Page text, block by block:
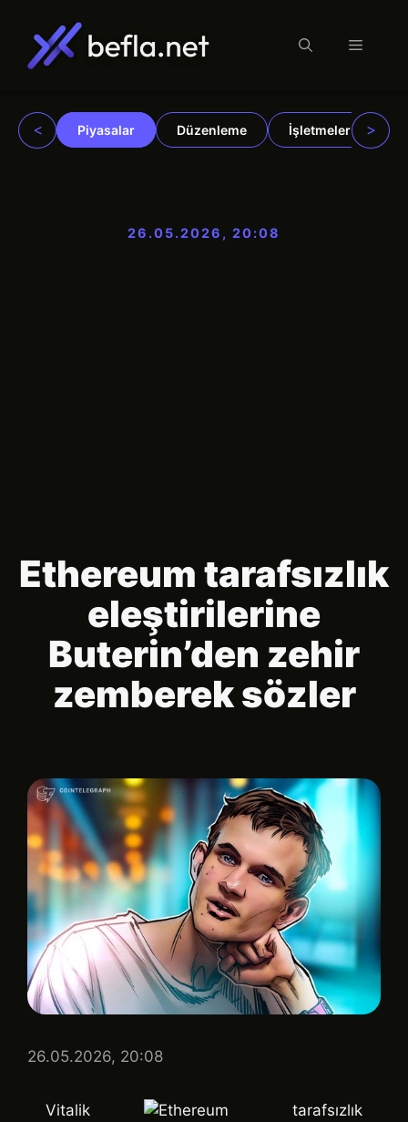
Menü
< Piyasalar Düzenleme İşletmeler >
26.05.2026, 20:08
Ethereum tarafsızlık
eleştirilerine
Buterin’den zehir
zemberek sözler
26.05.2026, 20:08
Vitalik